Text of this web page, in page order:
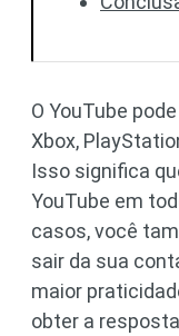
O YouTube
Xbox,
Isso significa
YouTube em
casos, você
sair da sua
maior
obter a